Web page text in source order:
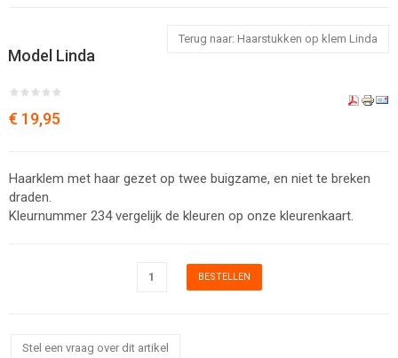
Terug naar: Haarstukken op klem Linda
Model Linda
€ 19,95
Haarklem met haar gezet op twee buigzame, en niet te breken
draden.
Kleurnummer 234 vergelijk de kleuren op onze kleurenkaart.
Stel een vraag over dit artikel